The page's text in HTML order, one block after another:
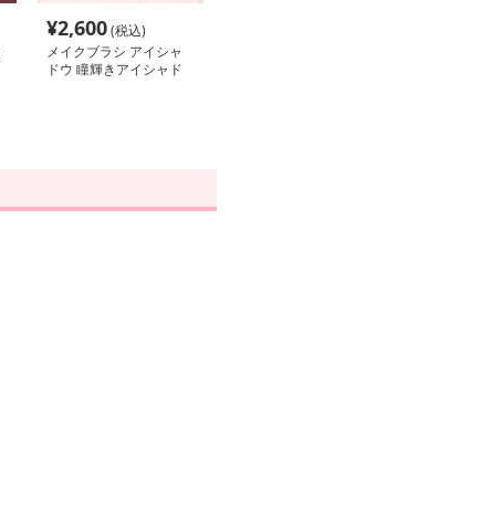
¥2,600(税込)
メイクブラシ アイシャ
ドウ 瞳輝きアイシャド